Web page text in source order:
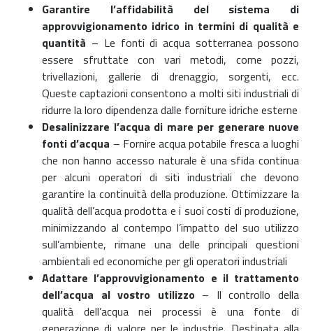
Garantire l’affidabilità del sistema di
approvvigionamento idrico in termini di qualità e
quantità – Le fonti di acqua sotterranea possono
essere sfruttate con vari metodi, come pozzi,
trivellazioni, gallerie di drenaggio, sorgenti, ecc.
Queste captazioni consentono a molti siti industriali di
ridurre la loro dipendenza dalle forniture idriche esterne
Desalinizzare l’acqua di mare per generare nuove
fonti d’acqua – Fornire acqua potabile fresca a luoghi
che non hanno accesso naturale è una sfida continua
per alcuni operatori di siti industriali che devono
garantire la continuità della produzione. Ottimizzare la
qualità dell’acqua prodotta e i suoi costi di produzione,
minimizzando al contempo l’impatto del suo utilizzo
sull’ambiente, rimane una delle principali questioni
ambientali ed economiche per gli operatori industriali
Adattare l’approvvigionamento e il trattamento
dell’acqua al vostro utilizzo– Il controllo della
qualità dell’acqua nei processi è una fonte di